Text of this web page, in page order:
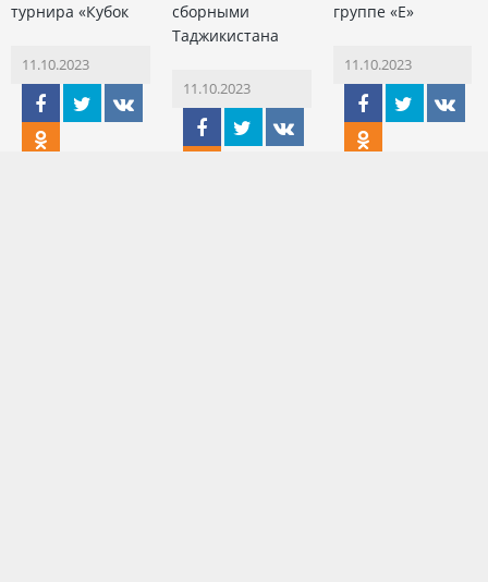
турнира «Кубок
11.10.2023
сборными
Таджикистана
11.10.2023
группе «Е»
11.10.2023